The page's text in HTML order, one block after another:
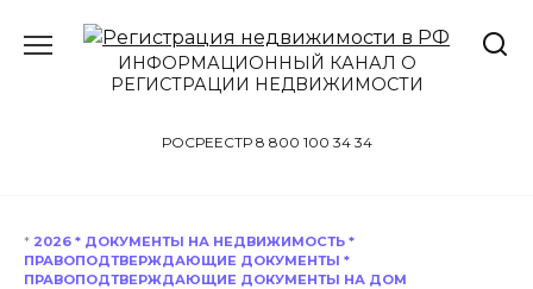
содержаниюИНФОРМАЦИОННЫЙ КАНАЛ О
РЕГИСТРАЦИИ НЕДВИЖИМОСТИ
РОСРЕЕСТР 8 800 100 34 34
* 2026 * ДОКУМЕНТЫ НА НЕДВИЖИМОСТЬ *
ПРАВОПОДТВЕРЖДАЮЩИЕ ДОКУМЕНТЫ *
ПРАВОПОДТВЕРЖДАЮЩИЕ ДОКУМЕНТЫ НА ДОМ